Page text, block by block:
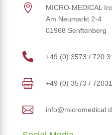

MICRO-MEDICAL
Am Neumarkt 2-4
01968 Senftenberg
 +49 (0) 3573 / 720
 +49 (0) 3573 /
